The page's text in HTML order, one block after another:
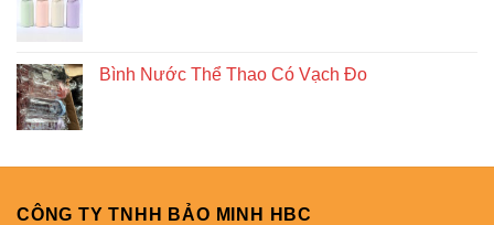
Bình Nước Thể Thao Có Vạch Đo
CÔNG TY TNHH BẢO MINH HBC